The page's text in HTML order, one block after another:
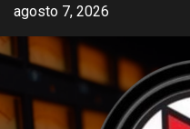
agosto 7, 2026